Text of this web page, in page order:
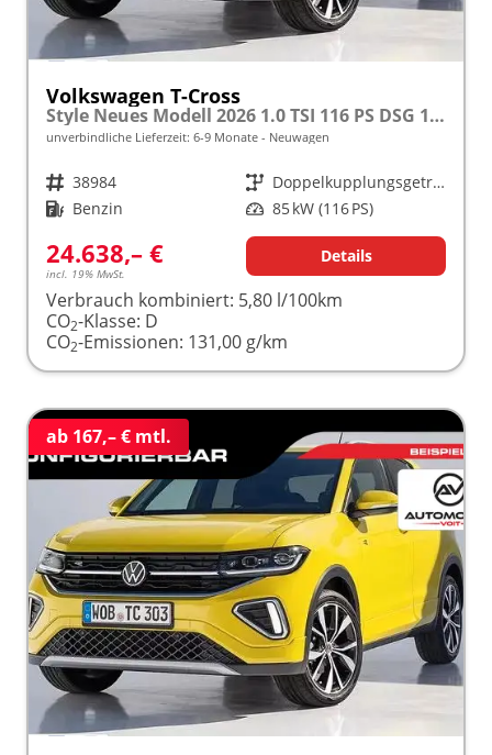
Volkswagen T-Cross
Style Neues Modell 2026 1.0 TSI 116 PS DSG 17" Alu, MATRIX-LED-Scheinwerfer (IQ Light), Adaptiver Tempomat ACC, Parksensoren vo/hi, Radio "Ready2Discover", Wireless App-Connect, Klima, M-Lederlenkrad, Digitales Cockpit, Müdigkeitserkennung
unverbindliche Lieferzeit: 6-9 Monate Neuwagen
Fahrzeugnr. 38984 Getriebe
Doppelkupplungsgetriebe (DSG)
Kraftstoff Benzin Leistung 85 kW (116 PS)
24.638,– €
incl. 19% MwSt.
Details
Verbrauch kombiniert: 5,80 l/100km
CO2-Klasse: D
CO2-Emissionen: 131,00 g/km
ab 167,– € mtl.